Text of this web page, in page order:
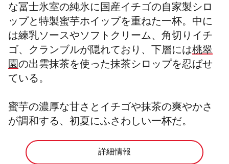
な冨士氷室の純氷に国産イチゴの自家製シロ
ップと特製蜜芋ホイップを重ねた一杯。中に
は練乳ソースやソフトクリーム、角切りイチ
ゴ、クランブルが隠れており、下層には桃翠
園の出雲抹茶を使った抹茶シロップを忍ばせ
ている。
蜜芋の濃厚な甘さとイチゴや抹茶の爽やかさ
が調和する、初夏にふさわしい一杯だ。
詳細情報